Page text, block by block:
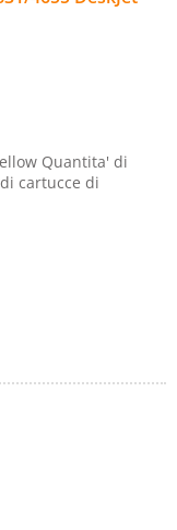
Quantita' di
cartucce di